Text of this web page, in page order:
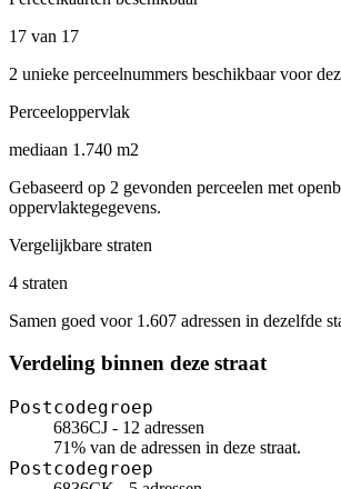
17 van 17
2 unieke perceelnummers beschikbaar voor
Perceeloppervlak
mediaan 1.740 m2
Gebaseerd op 2 gevonden perceelen met
oppervlaktegegevens.
Vergelijkbare straten
4 straten
Samen goed voor 1.607 adressen in dezelfde
Verdeling binnen deze straat
Postcodegroep
6836CJ - 12 adressen
71% van de adressen in deze straat.
Postcodegroep